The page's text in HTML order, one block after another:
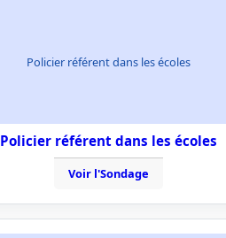
Policier référent dans les écoles
Policier référent dans les écoles
Voir l'Sondage